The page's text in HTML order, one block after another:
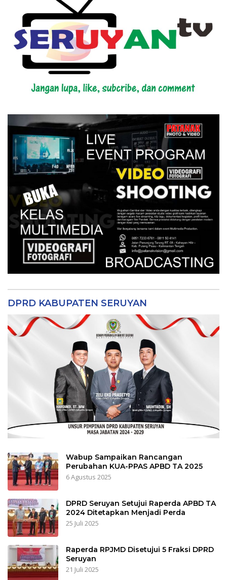
DPRD KABUPATEN SERUYAN
Wabup Sampaikan Rancangan
Perubahan KUA-PPAS APBD TA 2025
6 Agustus 2025
DPRD Seruyan Setujui Raperda APBD TA
2024 Ditetapkan Menjadi Perda
25 Juli 2025
Raperda RPJMD Disetujui 5 Fraksi DPRD
Seruyan
21 Juli 2025